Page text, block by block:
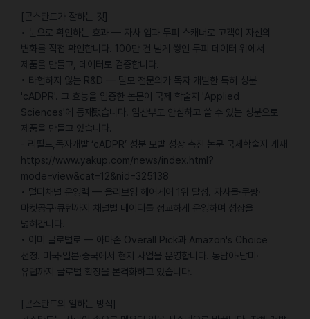
[콘스탄트가 잘하는 것]
• 눈으로 확인하는 효과 — 자사 앱과 두피 스캐너로 고객이 자신의
변화를 직접 확인합니다. 100만 건 넘게 쌓인 두피 데이터 위에서
제품을 만들고, 데이터로 검증합니다.
• 타협하지 않는 R&D — 탈모 전문의가 독자 개발한 특허 성분
'cADPR'. 그 효능을 입증한 논문이 국제 학술지 'Applied
Sciences'에 등재됐습니다. 임산부도 안심하고 쓸 수 있는 성분으로
제품을 만들고 있습니다.
- 리필드,독자개발 ‘cADPR’ 성분 모발 성장 촉진 논문 국제학술지 게재
https://www.yakup.com/news/index.html?
mode=view&cat=12&nid=325138
• 멀티채널 운영력 — 올리브영 헤어케어 1위 달성. 자사몰·쿠팡·
마켓공구·큐텐까지 채널별 데이터를 정교하게 운영하며 성장을
넓혀갑니다.
• 이미 글로벌로 — 아마존 Overall Pick과 Amazon's Choice
선정. 미국·일본·중국에서 현지 사업을 운영합니다. 동남아·남미·
유럽까지 글로벌 확장을 본격화하고 있습니다.
[콘스탄트의 일하는 방식]